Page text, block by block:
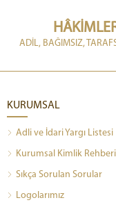
ADİL, BAĞIMSIZ,
KURUMSAL
Adli ve İdari Yargı Listesi
Kurumsal Kimlik Rehberi
Sıkça Sorulan Sorular
Logolarımız